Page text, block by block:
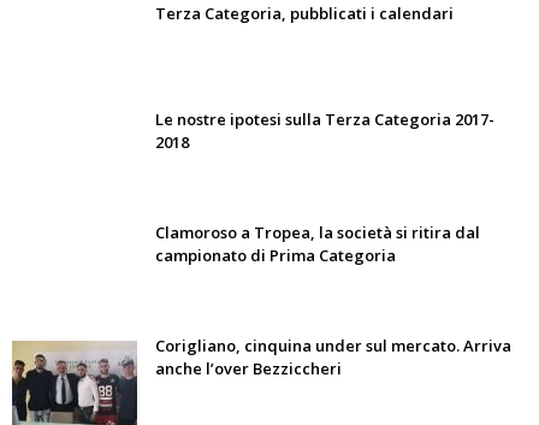
Terza Categoria, pubblicati i calendari
Le nostre ipotesi sulla Terza Categoria 2017-
2018
Clamoroso a Tropea, la società si ritira dal
campionato di Prima Categoria
Corigliano, cinquina under sul mercato. Arriva
anche l’over Bezziccheri